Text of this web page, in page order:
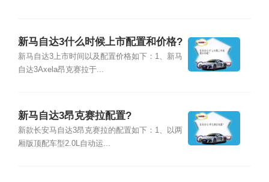
新马自达3什么时候上市配置和价格?
新马自达3上市时间以及配置价格如下：1、新马
自达3Axela昂克赛拉于...
新马自达3昂克赛拉配置?
新款长安马自达3昂克赛拉的配置如下：1、以两
厢版顶配车型2.0L自动运...